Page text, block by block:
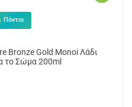
Πόντοι
Bronze Gold Monoi Λάδι
το Σώμα 200ml